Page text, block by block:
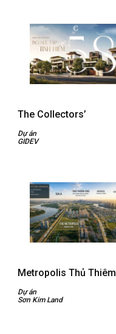
The Collectors’
Dự án
GIDEV
Metropolis Thủ Thiêm
Dự án
Sơn Kim Land